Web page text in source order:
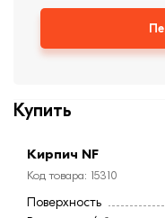
Купить
Кирпич NF
Код товара: 15310
Поверхность